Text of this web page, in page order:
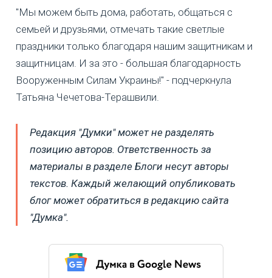
"Мы можем быть дома, работать, общаться с
семьей и друзьями, отмечать такие светлые
праздники только благодаря нашим защитникам и
защитницам. И за это - большая благодарность
Вооруженным Силам Украины!" - подчеркнула
Татьяна Чечетова-Терашвили.
Редакция "Думки" может не разделять
позицию авторов. Ответственность за
материалы в разделе Блоги несут авторы
текстов. Каждый желающий опубликовать
блог может обратиться в редакцию сайта
"Думка".